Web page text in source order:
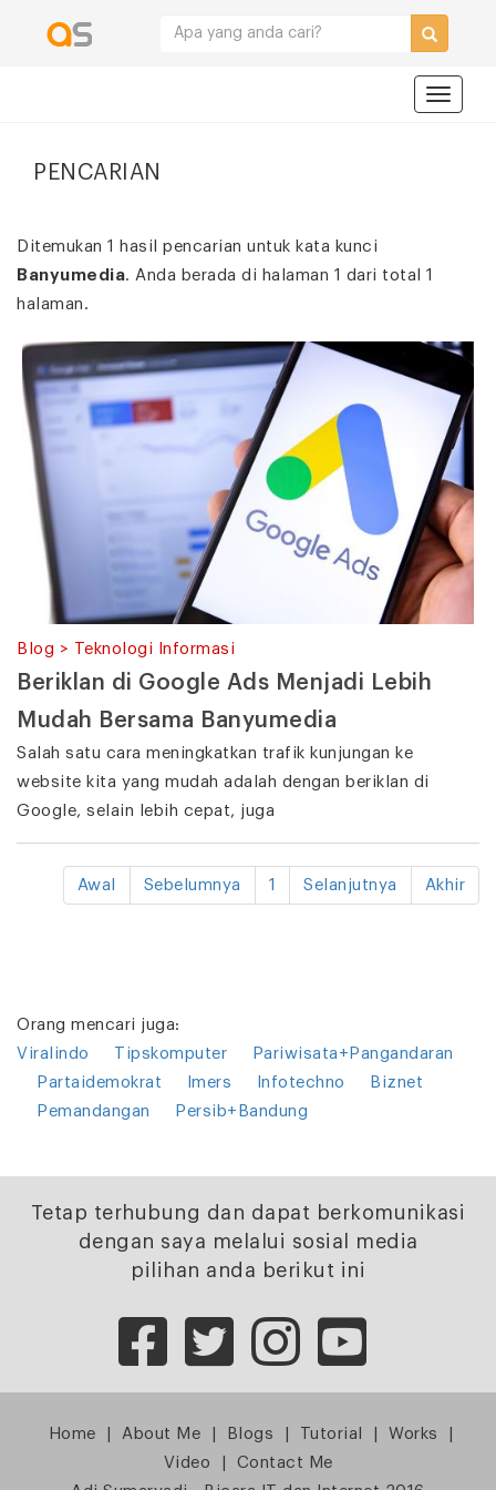
PENCARIAN
Ditemukan 1 hasil pencarian untuk kata kunci
Banyumedia. Anda berada di halaman 1 dari total 1
halaman.
Blog > Teknologi Informasi
Beriklan di Google Ads Menjadi Lebih
Mudah Bersama Banyumedia
Salah satu cara meningkatkan trafik kunjungan ke
website kita yang mudah adalah dengan beriklan di
Google, selain lebih cepat, juga
Awal Sebelumnya 1 Selanjutnya Akhir
Orang mencari juga:
Viralindo
Tipskomputer
Pariwisata+Pangandaran
Partaidemokrat
Imers Infotechno
Biznet
Pemandangan
Persib+Bandung
Tetap terhubung dan dapat berkomunikasi
dengan saya melalui sosial media
pilihan anda berikut ini
Home About Me Blogs Tutorial Works
Video
Contact Me